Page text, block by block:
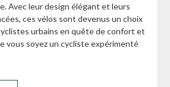
Avec leur design élégant et leurs
ces vélos sont devenus un choix
urbains en quête de confort et
vous soyez un cycliste expérimenté